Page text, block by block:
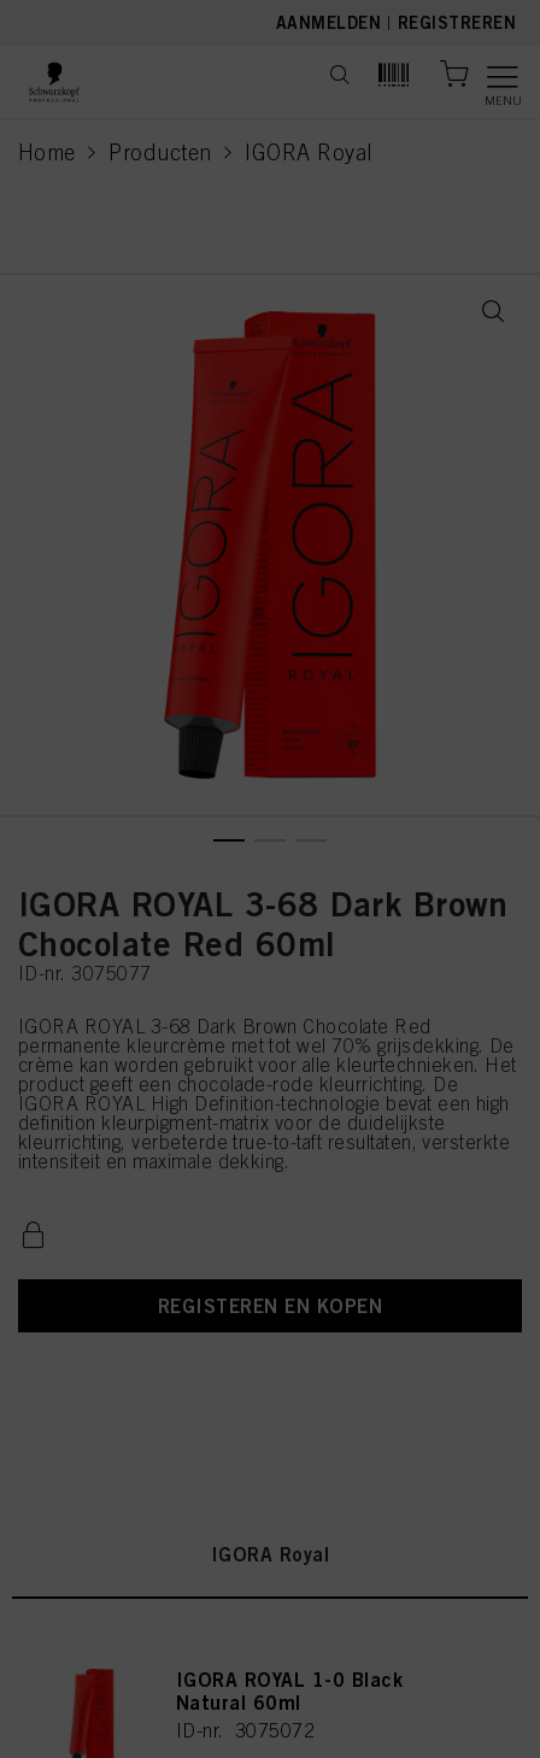
AANMELDEN | REGISTREREN
MENU
Home Producten IGORA Royal
current page
IGORA ROYAL 3-68 Dark Brown
Chocolate Red 60ml
ID-nr. 3075077
IGORA ROYAL 3-68 Dark Brown Chocolate Red
permanente kleurcrème met tot wel 70% grijsdekking. De
crème kan worden gebruikt voor alle kleurtechnieken. Het
product geeft een chocolade-rode kleurrichting. De
IGORA ROYAL High Definition-technologie bevat een high
definition kleurpigment-matrix voor de duidelijkste
kleurrichting, verbeterde true-to-taft resultaten, versterkte
intensiteit en maximale dekking.
REGISTEREN EN KOPEN
IGORA Royal
IGORA ROYAL 1-0 Black
Natural 60ml
ID-nr. 3075072